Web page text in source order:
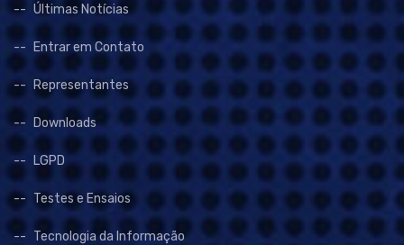
Últimas Notícias
Entrar em Contato
Representantes
Downloads
LGPD
Testes e Ensaios
Tecnologia da Informação